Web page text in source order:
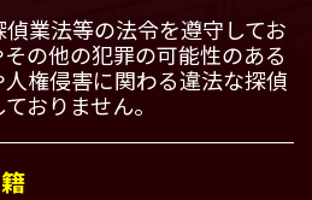
業法等の法令を遵守してお
の他の犯罪の可能性のある
権侵害に関わる違法な探偵
おりません。